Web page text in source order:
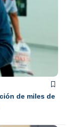
de miles de